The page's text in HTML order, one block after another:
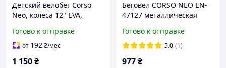
Детский велобег Corso
Neo, колеса 12" EVA,
от 2 лет
Готово к отправке
от 192₴/мес
1 150₴
Беговел CORSO NEO EN-
47127 металлическая
Готово к отправке
5.0 (1)
977₴